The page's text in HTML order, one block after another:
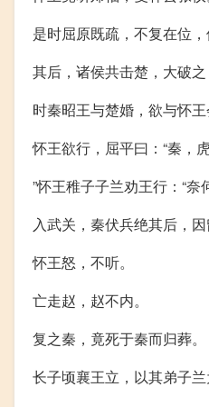
是时屈原既疏，不复在位
其后，诸侯共击楚，大破之
时秦昭王与楚婚，欲与怀王
怀王欲行，屈平曰：“秦，
”怀王稚子子兰劝王行：“奈
入武关，秦伏兵绝其后，因
怀王怒，不听。
亡走赵，赵不内。
复之秦，竟死于秦而归葬。
长子顷襄王立，以其弟子兰